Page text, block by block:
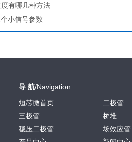
有哪几种方法
小信号参数
导 航/Navigation
烜芯微首页
二极管
三极管
桥堆
稳压二极管
场效应管